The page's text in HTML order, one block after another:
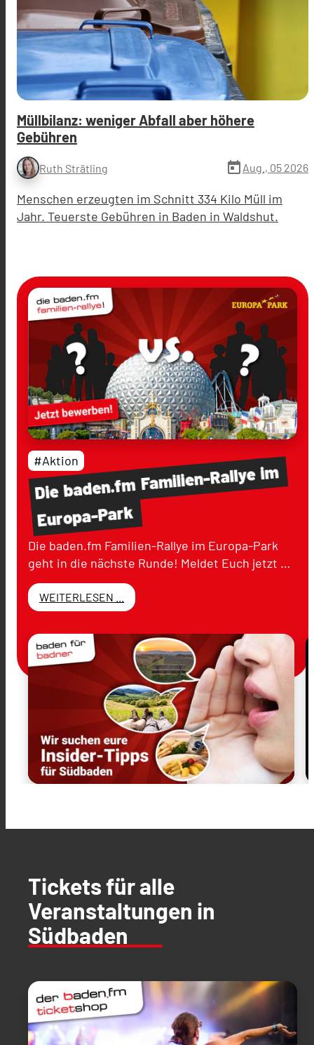
Müllbilanz: weniger Abfall aber höhere
Gebühren
Ruth Strätling today Aug., 05 2026
Menschen erzeugten im Schnitt 334 Kilo Müll im
Jahr. Teuerste Gebühren in Baden in Waldshut.
Diebaden.fmFamilien-Rallyeim
Europa-Park
#Aktion
Die baden.fm Familien-Rallye im Europa-Park
geht in die nächste Runde! Meldet Euch jetzt …
WEITERLESEN ...
Tickets für alle
Veranstaltungen in
Südbaden